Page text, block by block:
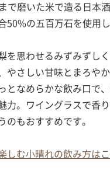
で磨いた米で造る日本
50%の五百万石を使用し
を思わせるみずみずし
やさしい甘味とまろや
となめらかな飲み口で
力。ワイングラスで香
のもおすすめです。
しむ小晴れの飲み方は